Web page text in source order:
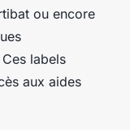
ou encore
labels
aux aides